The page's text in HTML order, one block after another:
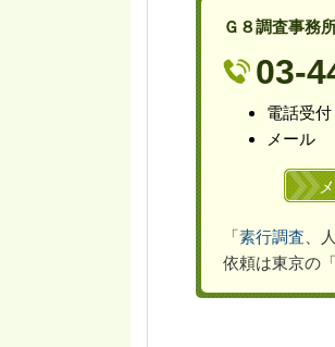
Ｇ８調査事務
03-
電話受付
メール
「素行調査 、
依頼は東京の